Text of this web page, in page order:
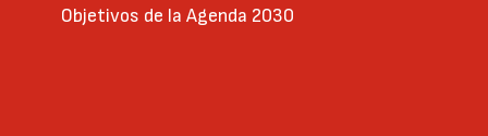
Objetivos de la Agenda 2030